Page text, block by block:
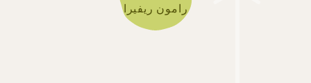
رامون ريفيرا